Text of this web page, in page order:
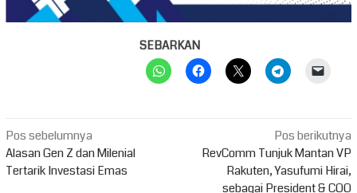
SEBARKAN
Navigasi
pos
Pos sebelumnya
Alasan Gen Z dan Milenial
Tertarik Investasi Emas
Pos berikutnya
RevComm Tunjuk Mantan VP
Rakuten, Yasufumi Hirai,
sebagai President & COO